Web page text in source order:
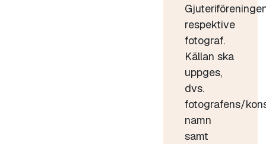
respektive
fotograf.
Källan ska
uppges,
dvs.
fotografens/
namn
samt